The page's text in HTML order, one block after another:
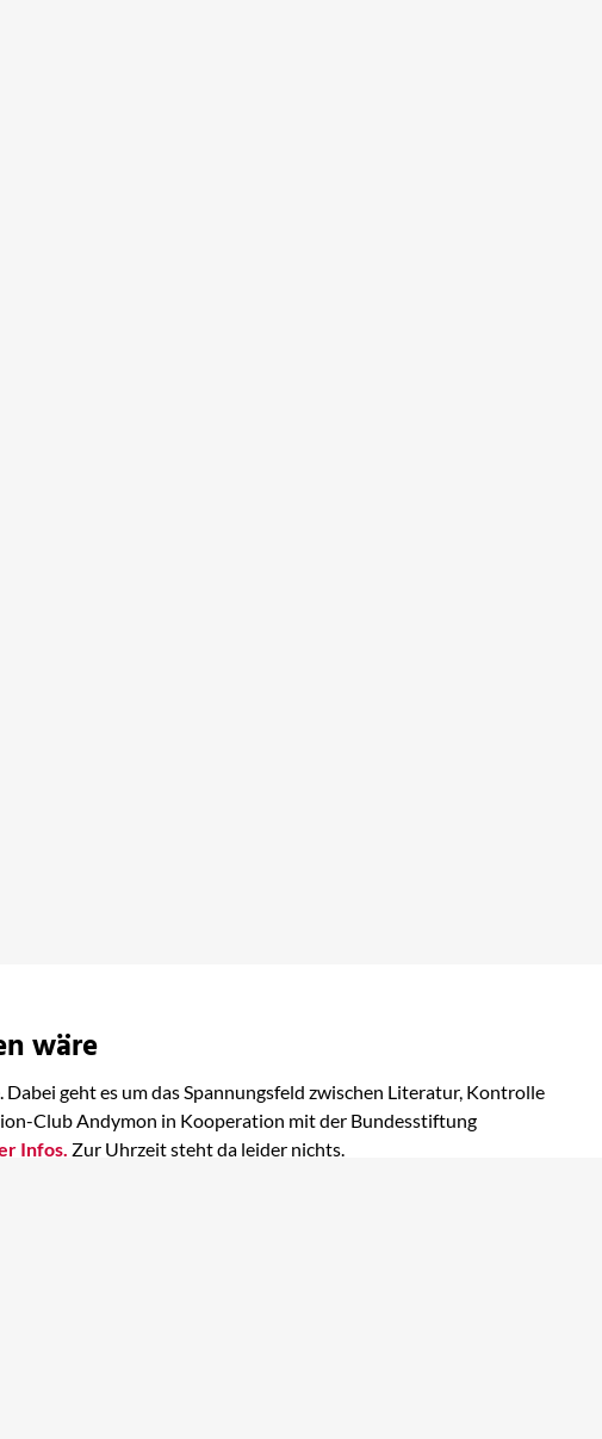
wäre
geht es um das Spannungsfeld zwischen Literatur, Kontrolle
Club Andymon in Kooperation mit der Bundesstiftung
Infos. Zur Uhrzeit steht da leider nichts.